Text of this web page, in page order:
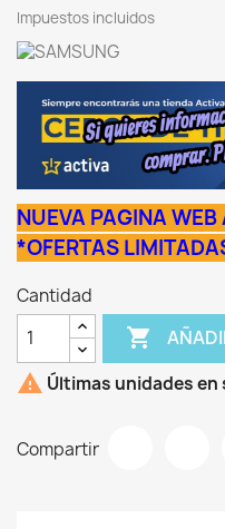
Impuestos incluidos
NUEVA PAGINA WEB
*OFERTAS
Cantidad

 Últimas unidades
Compartir